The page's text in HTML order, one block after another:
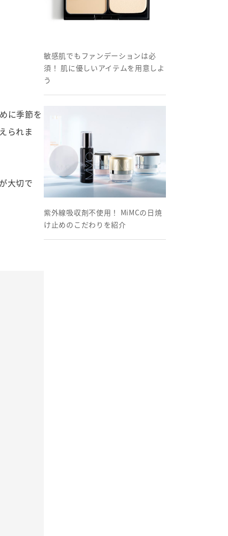
に季節を
られま
大切で
敏感肌でもファンデーションは必
須！ 肌に優しいアイテムを用意しよ
う
紫外線吸収剤不使用！ MiMCの日焼
け止めのこだわりを紹介